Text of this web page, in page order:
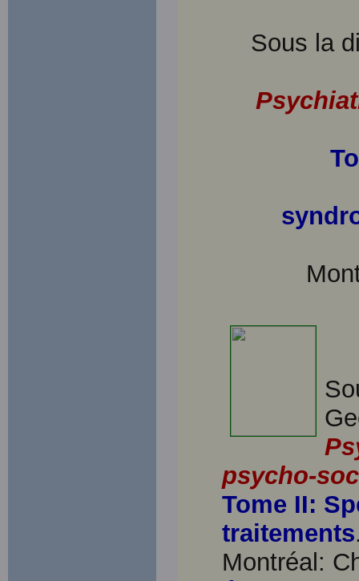
Sous la
psycho-
Tome II:
traitements
Montréal: